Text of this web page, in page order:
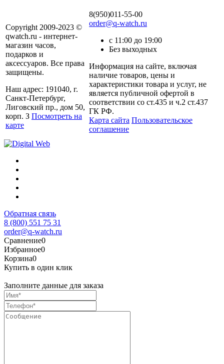
Copyright 2009-2023 ©
qwatch.ru - интернет-
магазин часов,
подарков и
аксессуаров. Все права
защищены.
Наш адрес: 191040, г.
Санкт-Петербург,
Лиговский пр., дом 50,
корп. З Посмотреть на
карте
8(950)011-55-00
order@q-watch.ru
с 11:00 до 19:00
Без выходных
Информация на сайте, включая
наличие товаров, цены и
характеристики товара и услуг, не
является публичной офертой в
соответствии со ст.435 и ч.2 ст.437
ГК РФ.
Карта сайта Пользовательское
соглашение
Обратная связь
8 (800) 551 75 31
order@q-watch.ru
Сравнение0
Избранное0
Корзина0
Купить в один клик
Заполните данные для заказа